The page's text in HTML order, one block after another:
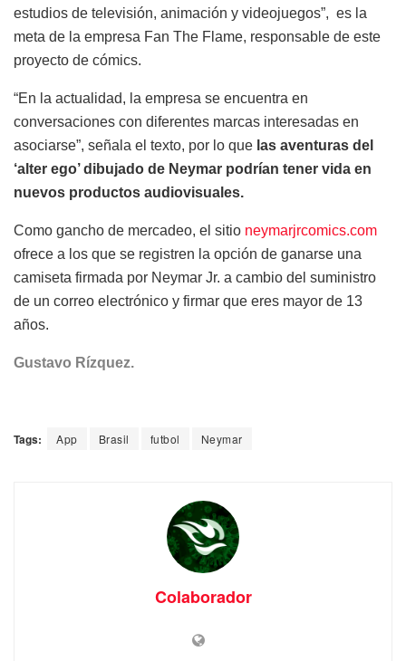
estudios de televisión, animación y videojuegos”, es la
meta de la empresa Fan The Flame, responsable de este
proyecto de cómics.
“En la actualidad, la empresa se encuentra en
conversaciones con diferentes marcas interesadas en
asociarse”, señala el texto, por lo que las aventuras del
‘alter ego’ dibujado de Neymar podrían tener vida en
nuevos productos audiovisuales.
Como gancho de mercadeo, el sitio neymarjrcomics.com
ofrece a los que se registren la opción de ganarse una
camiseta firmada por Neymar Jr. a cambio del suministro
de un correo electrónico y firmar que eres mayor de 13
años.
Gustavo Rízquez.
Tags: App Brasil futbol Neymar
Colaborador